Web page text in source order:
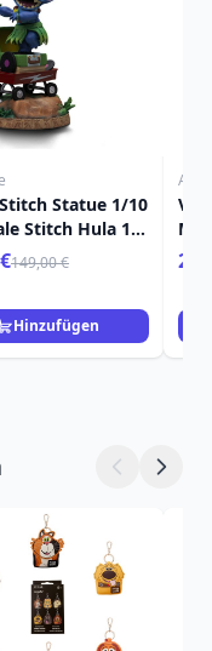
Statue 1/10
Stitch Hula 17
149,00 €
Hinzufügen
Art